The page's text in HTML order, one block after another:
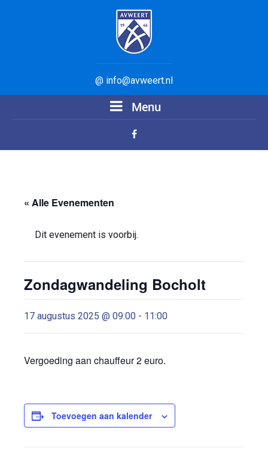
@ info@avweert.nl
Menu
« Alle Evenementen
Dit evenement is voorbij.
Zondagwandeling Bocholt
17 augustus 2025 @ 09:00 - 11:00
Vergoeding aan chauffeur 2 euro.
Toevoegen aan kalender